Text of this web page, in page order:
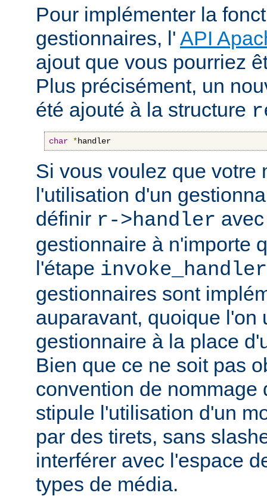
Pour implémenter la
gestionnaires, l' API
ajout que vous pourriez
Plus précisément, un
été ajouté à la structure
char *handler
Si vous voulez que votre
l'utilisation d'un
définir r->handler
gestionnaire à n'importe
l'étape invoke_handler
gestionnaires sont
auparavant, quoique l'on
gestionnaire à la place
Bien que ce ne soit pas
convention de nommage
stipule l'utilisation d'un
par des tirets, sans
interférer avec l'espace
types de média.